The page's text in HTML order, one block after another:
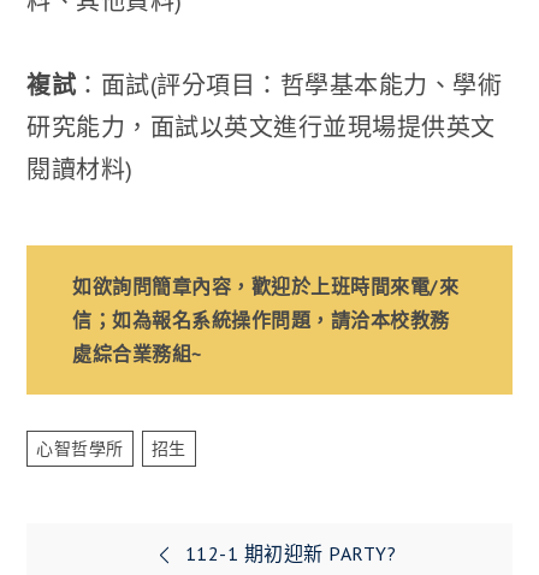
複試 ：面試(評分項目：哲學基本能力、學術
研究能力，面試以英文進行並現場提供英文
閱讀材料)
如欲詢問簡章內容，歡迎於上班時間來電/來
信；如為報名系統操作問題，請洽本校教務
處綜合業務組~
心智哲學所 招生
112-1 期初迎新 PARTY?